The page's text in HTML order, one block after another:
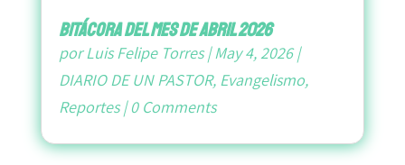
bitácora del mes de abril 2026
porLuis Felipe Torres|May 4, 2026|
DIARIO DE UN PASTOR, Evangelismo,
Reportes|0 Comments